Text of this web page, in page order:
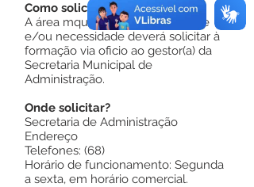
Como solicitar?
A área mque manifestar interesse
e/ou necessidade deverá solicitar à
formação via oficio ao gestor(a) da
Secretaria Municipal de
Administração.
Onde solicitar?
Secretaria de Administração
Endereço
Telefones: (68)
Horário de funcionamento: Segunda
a sexta, em horário comercial.